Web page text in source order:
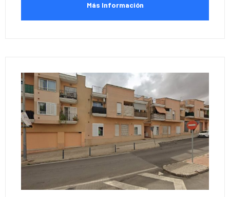
Más Información